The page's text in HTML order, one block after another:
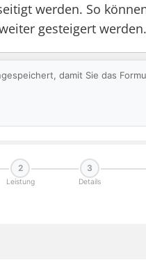
werden. So
gesteigert werden.
damit Sie das
2
Leistung
3
Details